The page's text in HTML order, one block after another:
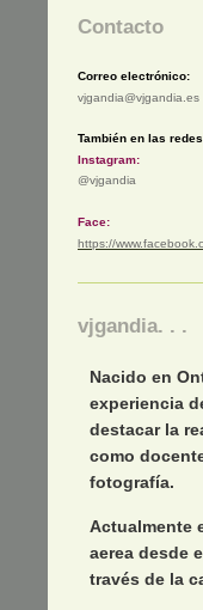
Contacto
Correo electrónico:
vjgandia@vjgandia.es
También en las
Instagram:
@vjgandia
Face:
https://
vjgandia. . .
Nacido en
experiencia
destacar la
como
fotografía.
Actualmente
aerea desde
través de la